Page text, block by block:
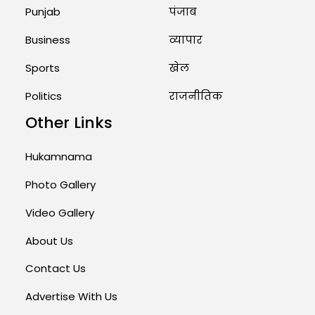
Punjab
Business
Sports
Politics
पंजाब
व्यापार
खेल
राजनीतिक
Other Links
Hukamnama
Photo Gallery
Video Gallery
About Us
Contact Us
Advertise With Us